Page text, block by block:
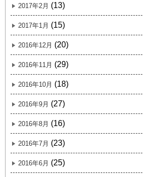
2017年2月 (13)
2017年1月 (15)
2016年12月 (20)
2016年11月 (29)
2016年10月 (18)
2016年9月 (27)
2016年8月 (16)
2016年7月 (23)
2016年6月 (25)